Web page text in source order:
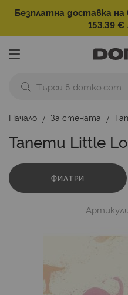
Безплатна доставка на
153.39
Начало За стената
Тапети Little
ФИЛТРИ